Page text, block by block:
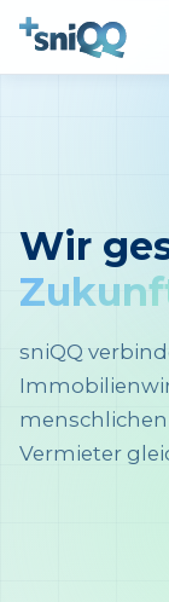
Wir
sniQQ
Vermieter